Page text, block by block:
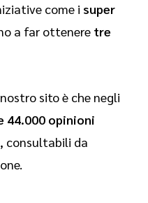
come i super
a far ottenere tre
sito è che negli
44.000 opinioni
consultabili da